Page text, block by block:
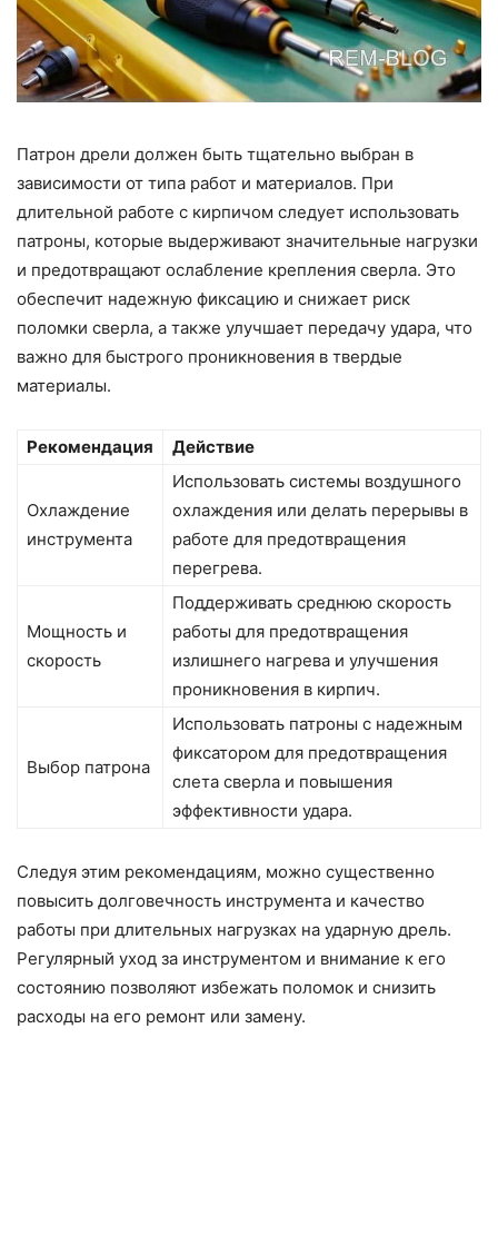
Патрон дрели должен быть тщательно выбран в
зависимости от типа работ и материалов. При
длительной работе с кирпичом следует использовать
патроны, которые выдерживают значительные нагрузки
и предотвращают ослабление крепления сверла. Это
обеспечит надежную фиксацию и снижает риск
поломки сверла, а также улучшает передачу удара, что
важно для быстрого проникновения в твердые
материалы.
Рекомендация Действие
Охлаждение
инструмента
Использовать системы воздушного
охлаждения или делать перерывы в
работе для предотвращения
перегрева.
Мощность и
скорость
Поддерживать среднюю скорость
работы для предотвращения
излишнего нагрева и улучшения
проникновения в кирпич.
Выбор патрона
Использовать патроны с надежным
фиксатором для предотвращения
слета сверла и повышения
эффективности удара.
Следуя этим рекомендациям, можно существенно
повысить долговечность инструмента и качество
работы при длительных нагрузках на ударную дрель.
Регулярный уход за инструментом и внимание к его
состоянию позволяют избежать поломок и снизить
расходы на его ремонт или замену.